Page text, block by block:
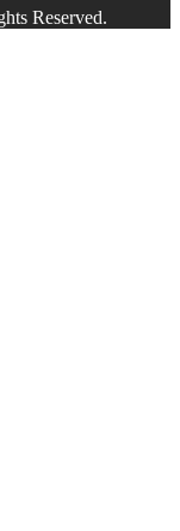
Reserved.